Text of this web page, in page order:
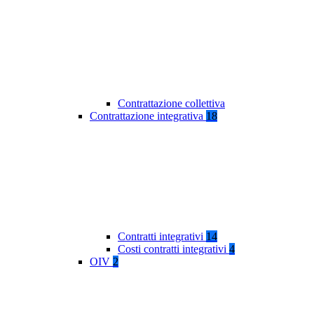
Contrattazione collettiva
Contrattazione integrativa 18
Contratti integrativi 14
Costi contratti integrativi 4
OIV 2